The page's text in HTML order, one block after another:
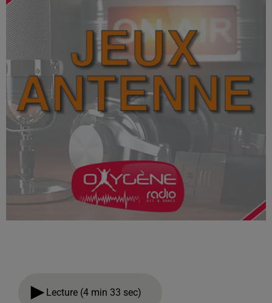
Lecture (4 min 33 sec)